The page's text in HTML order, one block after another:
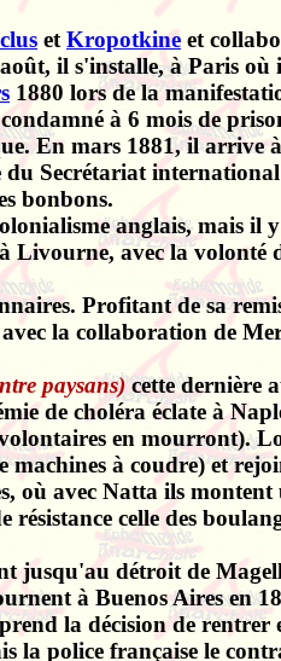
et Kropotkine et
il s'installe, à Paris
1880 lors de la
à 6 mois de
En mars 1881, il
Secrétariat
bonbons.
anglais, mais il y
Livourne, avec la volonté
Profitant de sa
avec la collaboration de
paysans)cette dernière
de choléra éclate à
en mourront).
machines à coudre) et
où avec Natta ils
celle des
jusqu'au détroit de
à Buenos Aires en
la décision de rentrer
la police française le